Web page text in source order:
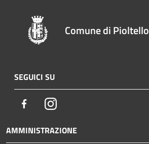
Comune di Pioltello
SEGUICI SU
FacebookInstagram
AMMINISTRAZIONE